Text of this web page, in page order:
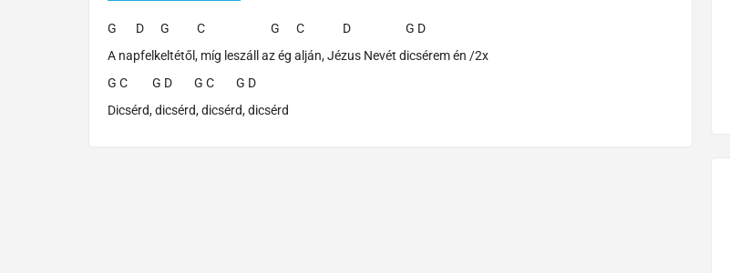
G D G C G C D G D
A napfelkeltétől, míg leszáll az ég alján, Jézus Nevét dicsérem én /2x
G C G D G C G D
Dicsérd, dicsérd, dicsérd, dicsérd